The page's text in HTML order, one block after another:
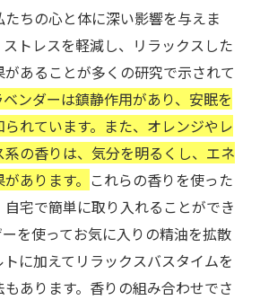
ちの心と体に深い影響を与えま
トレスを軽減し、リラックスした
あることが多くの研究で示されて
ベンダーは鎮静作用があり、安眠を
れています。また、オレンジやレ
の香りは、気分を明るくし、エネ
あります。 これらの香りを使った
宅で簡単に取り入れることができ
を使ってお気に入りの精油を拡散
に加えてリラックスバスタイムを
あります。香りの組み合わせでさ